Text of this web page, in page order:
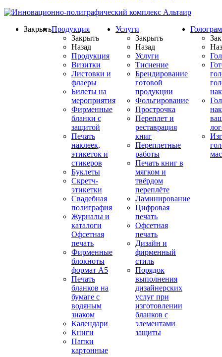
ЗакрытьПродукция
Закрыть
Назад
Продукция
Визитки
Листовки и
флаеры
Билеты на
мероприятия
Фирменные
бланки с
защитой
Печать
наклеек,
этикеток и
стикеров
Буклеты
Скретч-
этикетки
Свадебная
полиграфия
Журналы и
каталоги
Офсетная
печать
Фирменные
блокноты
формат А5
Печать
бланков на
бумаге с
водяным
знаком
Календари
Книги
Папки
картонные
Услуги
Закрыть
Назад
Услуги
Тиснение
Брендирование
готовой
продукции
Фольгирование
Прострочка
Переплет и
реставрация
книг
Переплетные
работы
Печать книг в
мягком и
твёрдом
переплёте
Ламинирование
Цифровая
печать
Офсетная
печать
Дизайн и
фирменный
стиль
Порядок
выполнения
дизайнерских
услуг при
изготовлении
бланков с
элементами
защиты